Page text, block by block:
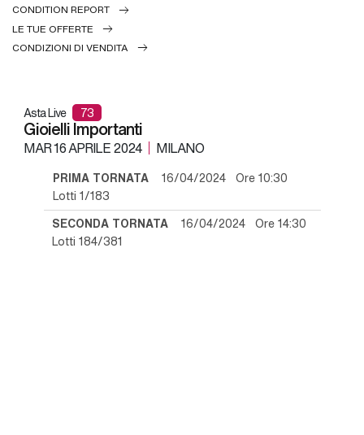
CONDITION REPORT
LE TUE OFFERTE
CONDIZIONI DI VENDITA
Asta Live 73
Gioielli Importanti
MAR16 APRILE 2024 MILANO
PRIMA TORNATA16/04/2024 Ore 10:30
Lotti 1/183
SECONDA TORNATA16/04/2024 Ore 14:30
Lotti 184/381